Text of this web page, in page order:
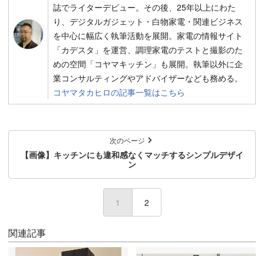
誌でライターデビュー。その後、25年以上にわた
り、デジタルガジェット・白物家電・関連ビジネス
を中心に幅広く執筆活動を展開。家電の情報サイト
「カデスタ」を運営、調理家電のテストと撮影のた
めの空間「コヤマキッチン」も展開。執筆以外に企
業コンサルティングやアドバイザーなども務める。
コヤマタカヒロの記事一覧はこちら
次のページ
【画像】キッチンにも違和感なくマッチするシンプルデザイ
ン
1 2
関連記事